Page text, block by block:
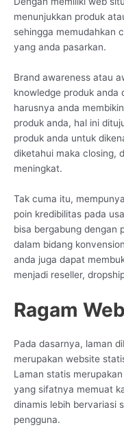
menunjukkan produk
sehingga memudahkan
yang anda pasarkan.
Brand awareness atau
knowledge produk anda
harusnya anda
produk anda, hal ini
produk anda untuk
diketahui maka closing,
meningkat.
Tak cuma itu,
poin kredibilitas pada
bisa bergabung dengan
dalam bidang
anda juga dapat
menjadi reseller,
Ragam
Pada dasarnya, laman
merupakan website
Laman statis
yang sifatnya memuat
dinamis lebih bervariasi
pengguna.